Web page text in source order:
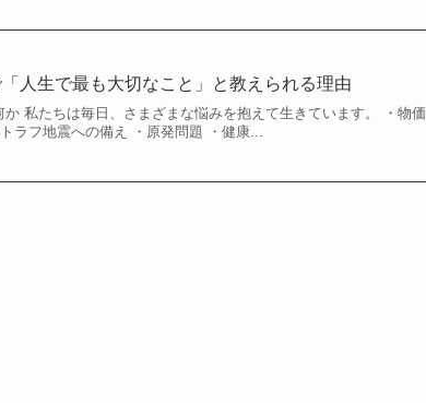
人生で最も大切なこと」と教えられる理由
か 私たちは毎日、さまざまな悩みを抱えて生きています。 ・物価
ラフ地震への備え ・原発問題 ・健康...